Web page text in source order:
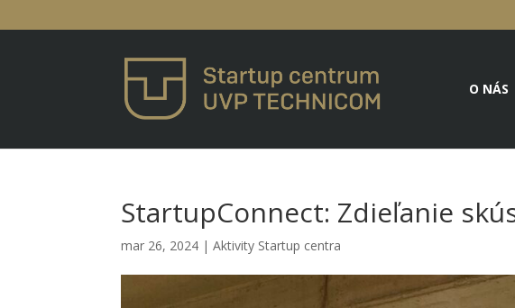
O NÁS
StartupConnect: Zdieľanie
mar 26, 2024 |Aktivity Startup centra